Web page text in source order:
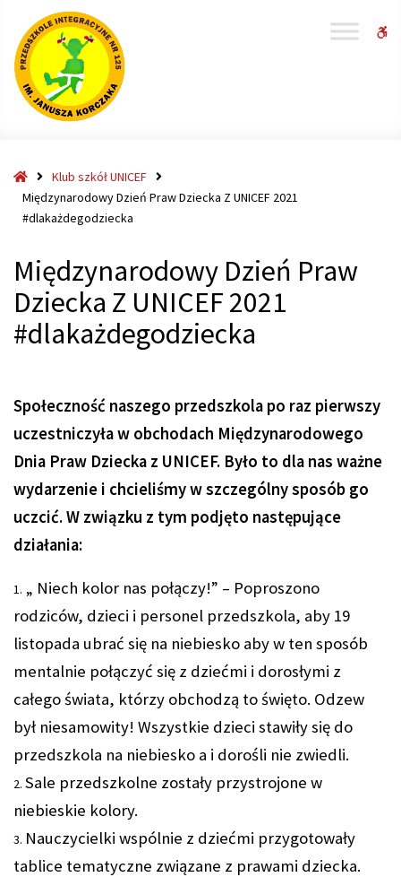
Strona
główna
Klub szkół UNICEF
Międzynarodowy Dzień Praw Dziecka Z UNICEF 2021
#dlakażdegodziecka
Międzynarodowy Dzień Praw
Dziecka Z UNICEF 2021
#dlakażdegodziecka
Społeczność naszego przedszkola po raz pierwszy
uczestniczyła w obchodach Międzynarodowego
Dnia Praw Dziecka z UNICEF. Było to dla nas ważne
wydarzenie i chcieliśmy w szczególny sposób go
uczcić. W związku z tym podjęto następujące
działania:
„ Niech kolor nas połączy!” – Poproszono
rodziców, dzieci i personel przedszkola, aby 19
listopada ubrać się na niebiesko aby w ten sposób
mentalnie połączyć się z dziećmi i dorosłymi z
całego świata, którzy obchodzą to święto. Odzew
był niesamowity! Wszystkie dzieci stawiły się do
przedszkola na niebiesko a i dorośli nie zwiedli.
Sale przedszkolne zostały przystrojone w
niebieskie kolory.
Nauczycielki wspólnie z dziećmi przygotowały
tablice tematyczne związane z prawami dziecka.